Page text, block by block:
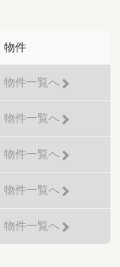
物件
物件一覧へ
物件一覧へ
物件一覧へ
物件一覧へ
物件一覧へ